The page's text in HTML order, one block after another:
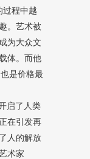
程中越
。艺术被
为大众文
体。而他
是价格最
启了人类
在引发再
人的解放
术家